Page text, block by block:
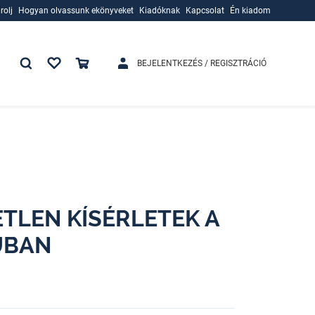
Hogyan olvassunk ekönyveket
Kiadóknak
Kapcsolat Én kiadom
BEJELENTKEZÉS / REGISZTRÁCIÓ
KÍSÉRLETEK A